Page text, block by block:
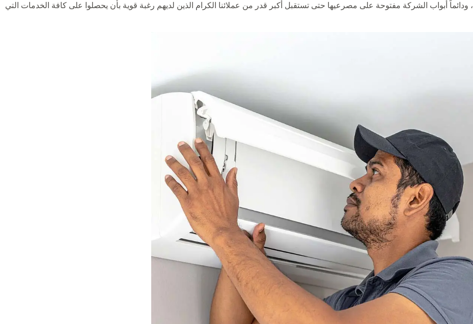
أبواب الشركة مفتوحة على مصرعيها حتى تستقبل أكبر قدر من عملائنا الكرام الذين لديهم رغبة قوية بأن يحصلوا على كافة الخدمات التي